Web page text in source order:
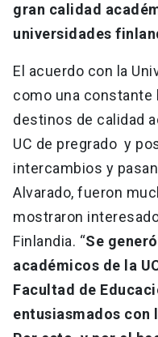
gran calidad
universidades
El acuerdo con la
como una constante
destinos de calidad
UC de pregrado y
intercambios y
Alvarado, fueron
mostraron
Finlandia. “Se
académicos de la
Facultad de
entusiasmados con